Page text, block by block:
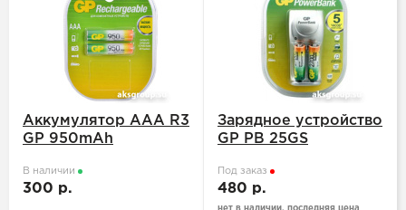
Аккумулятор ААA R3
GP 950mAh
В наличии
300 р.
Зарядное устройство
GP PB 25GS
Под заказ
480 р.